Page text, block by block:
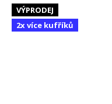
VÝPRODEJ
2x více kufříků